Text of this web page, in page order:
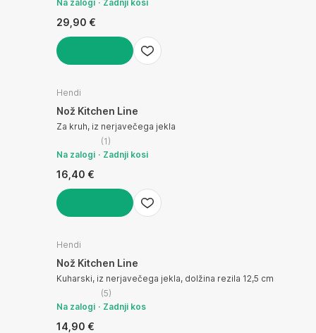
Na zalogi Zadnji kosi
29,90 €
Hendi
Nož Kitchen Line
Za kruh, iz nerjavečega jekla
(1 )
Na zalogi
Zadnji kosi
16,40 €
Hendi
Nož Kitchen Line
Kuharski, iz nerjavečega jekla, dolžina rezila 12,5 cm
(5)
Na zalogi
Zadnji kos
14,90 €